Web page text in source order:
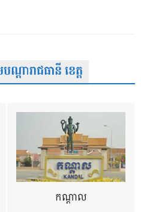
ារាជធានី ខេត្ត
កណ្តាល